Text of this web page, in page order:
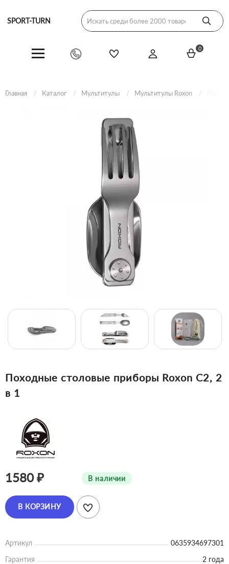
SPORT-TURN
0
Главная Каталог Мультитулы Мультитулы Roxon
Походные столовые приборы Roxon C2, 2
в 1
1580 ₽ В наличии
В КОРЗИНУ
Артикул
0635934697301
Гарантия
2 года